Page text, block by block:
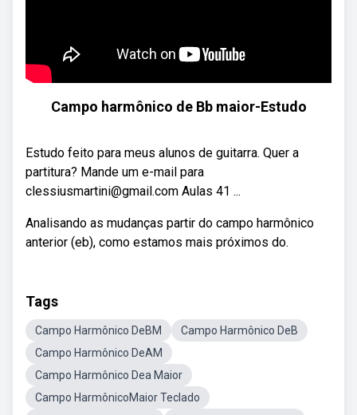
Campo harmônico de Bb maior-Estudo
Estudo feito para meus alunos de guitarra. Quer a
partitura? Mande um e-mail para
clessiusmartini@gmail.com Aulas 41 ...
Analisando as mudanças partir do campo harmônico
anterior (eb), como estamos mais próximos do.
Tags
Campo Harmônico DeBM
Campo Harmônico DeB
Campo Harmônico DeAM
Campo Harmônico Dea Maior
Campo HarmônicoMaior Teclado